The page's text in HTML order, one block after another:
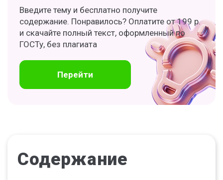
Введите тему и бесплатно получите
содержание. Понравилось? Оплатите от 199 р.
и скачайте полный текст, оформленный по
ГОСТу, без плагиата
Перейти
Содержание